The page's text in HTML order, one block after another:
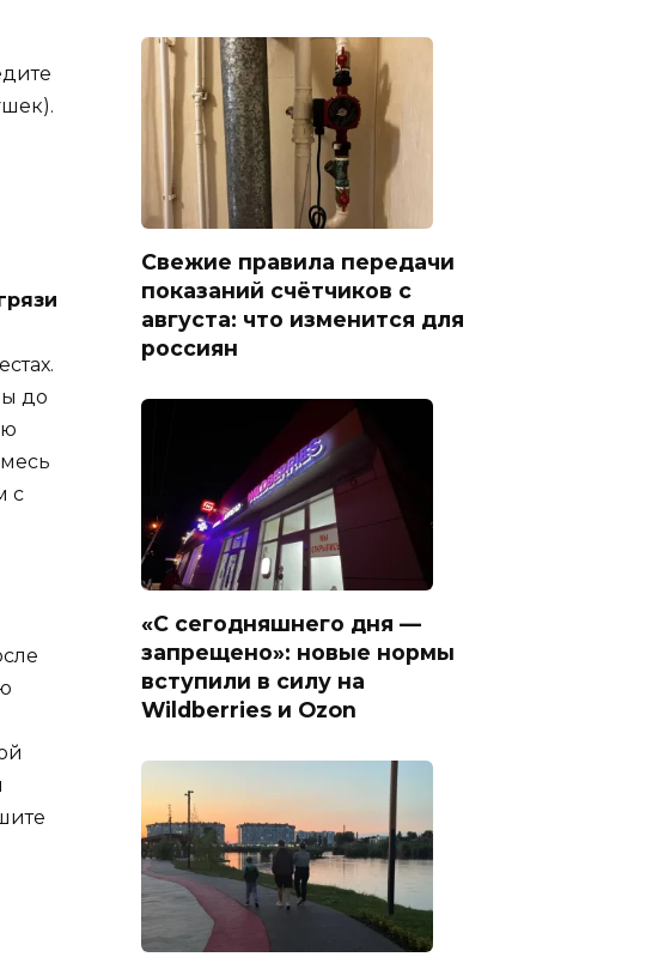
до
с
Свежие правила передачи
показаний счётчиков с
августа: что изменится для
россиян
«С сегодняшнего дня —
запрещено»: новые нормы
вступили в силу на
Wildberries и Ozon